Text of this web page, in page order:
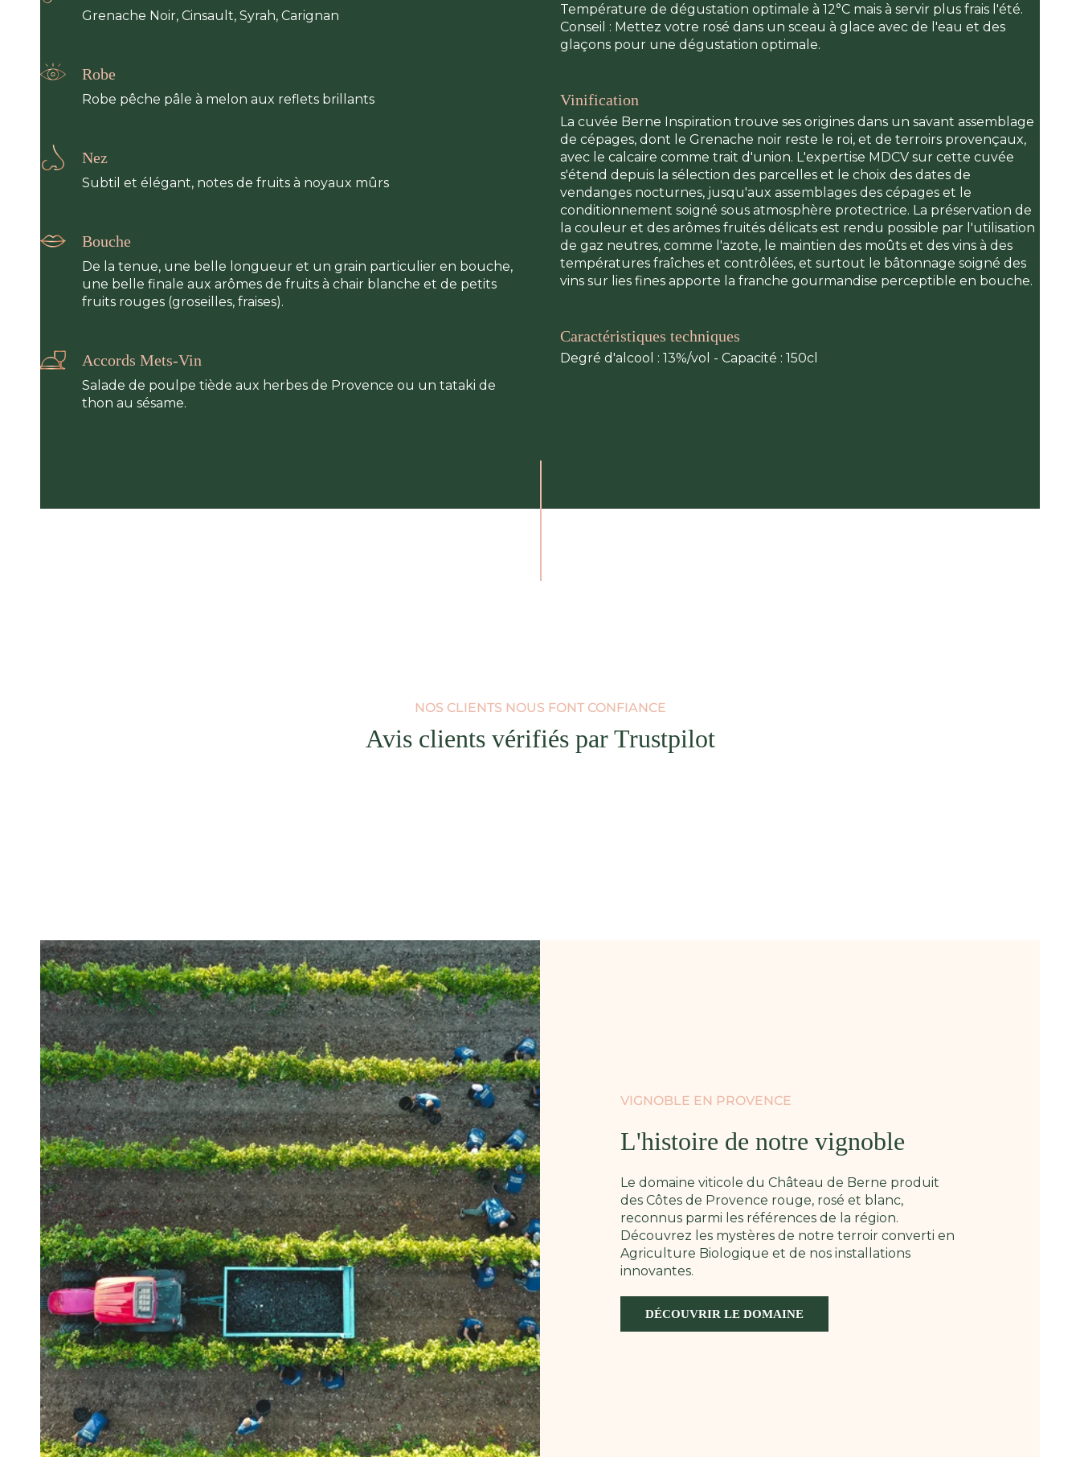
Grenache Noir, Cinsault, Syrah, Carignan
Robe
Robe pêche pâle à melon aux reflets brillants
Nez
Subtil et élégant, notes de fruits à noyaux mûrs
Bouche
De la tenue, une belle longueur et un grain particulier en bouche,
une belle finale aux arômes de fruits à chair blanche et de petits
fruits rouges (groseilles, fraises).
Accords Mets-Vin
Salade de poulpe tiède aux herbes de Provence ou un tataki de
thon au sésame.
Température de dégustation optimale à 12°C mais à servir plus frais l'été.
Conseil : Mettez votre rosé dans un sceau à glace avec de l'eau et des
glaçons pour une dégustation optimale.
Vinification
La cuvée Berne Inspiration trouve ses origines dans un savant assemblage
de cépages, dont le Grenache noir reste le roi, et de terroirs provençaux,
avec le calcaire comme trait d'union. L'expertise MDCV sur cette cuvée
s'étend depuis la sélection des parcelles et le choix des dates de
vendanges nocturnes, jusqu'aux assemblages des cépages et le
conditionnement soigné sous atmosphère protectrice. La préservation de
la couleur et des arômes fruités délicats est rendu possible par l'utilisation
de gaz neutres, comme l'azote, le maintien des moûts et des vins à des
températures fraîches et contrôlées, et surtout le bâtonnage soigné des
vins sur lies fines apporte la franche gourmandise perceptible en bouche.
Caractéristiques techniques
Degré d'alcool : 13%/vol - Capacité : 150cl
NOS CLIENTS NOUS FONT CONFIANCE
Avis clients vérifiés par Trustpilot
VIGNOBLE EN PROVENCE
L'histoire de notre vignoble
Le domaine viticole du Château de Berne produit
des Côtes de Provence rouge, rosé et blanc,
reconnus parmi les références de la région.
Découvrez les mystères de notre terroir converti en
Agriculture Biologique et de nos installations
innovantes.
DÉCOUVRIR LE DOMAINE